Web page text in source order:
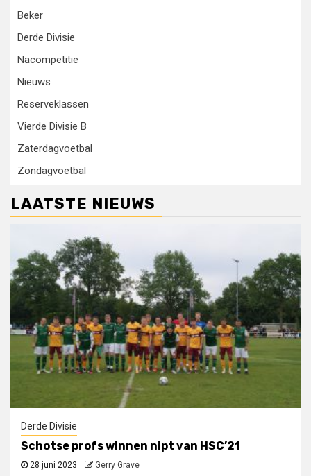
Beker
Derde Divisie
Nacompetitie
Nieuws
Reserveklassen
Vierde Divisie B
Zaterdagvoetbal
Zondagvoetbal
LAATSTE NIEUWS
Derde Divisie
Schotse profs winnen nipt van HSC’21
28 juni 2023 Gerry Grave